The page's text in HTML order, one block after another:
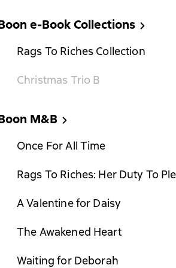
e-Book Collections
Rags To Riches Collection
Christmas Trio B
M&B
Once For All Time
Rags To Riches: Her Duty To
A Valentine for Daisy
The Awakened Heart
Waiting for Deborah